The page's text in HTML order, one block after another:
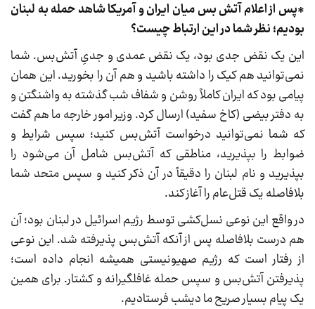
*پس از اعلام آتش بس میان ایران و آمریکا شاهد حمله به لبنان
بودیم؛ نظر شما در این ارتباط چیست؟
این یک نقض جدی بود، یک نقض عمدی و جدیِ آتش‌بس. شما
نمی‌توانید هم کیک را داشته باشید و هم آن را بخورید. این همان
پیامی بود که ایران کاملاً روشن و شفاف شب گذشته به واشنگتن و
به دفتر بیضی (کاخ سفید) ارسال کرد. وزیر امور خارجه ما هم گفت
که شما نمی‌توانید درخواست آتش‌بس کنید؛ سپس شرایط و
ضوابط را بپذیرید، مناطقی که آتش‌بس شامل آن می‌شود را
بپذیرید و نام لبنان را دقیقاً در آن ذکر کنید و سپس متحد شما
بلافاصله یک قتل‌عام را آغاز کند.
در واقع این نوعی نسل‌کشی توسط رژیم اسرائیل در لبنان بود؛ آن
هم درست بلافاصله پس از آنکه آتش‌بس پذیرفته شد. این نوعی
از رفتار است که رژیم صهیونیستی همیشه انجام داده است؛
پذیرفتن آتش‌بس و سپس حمله غافلگیرانه و کشتار. برای همین
یک پیام بسیار صریح ما دیشب فرستادیم.